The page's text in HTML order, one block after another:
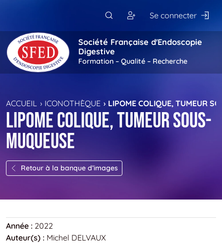
Se connecter
Société Française d'Endoscopie
Digestive
Formation – Qualité – Recherche
ACCUEIL ICONOTHÈQUE LIPOME COLIQUE, TUMEUR
Lipome colique, tumeur sous-
muqueuse
Retour à la banque d’images
Année : 2022
Auteur(s) : Michel DELVAUX